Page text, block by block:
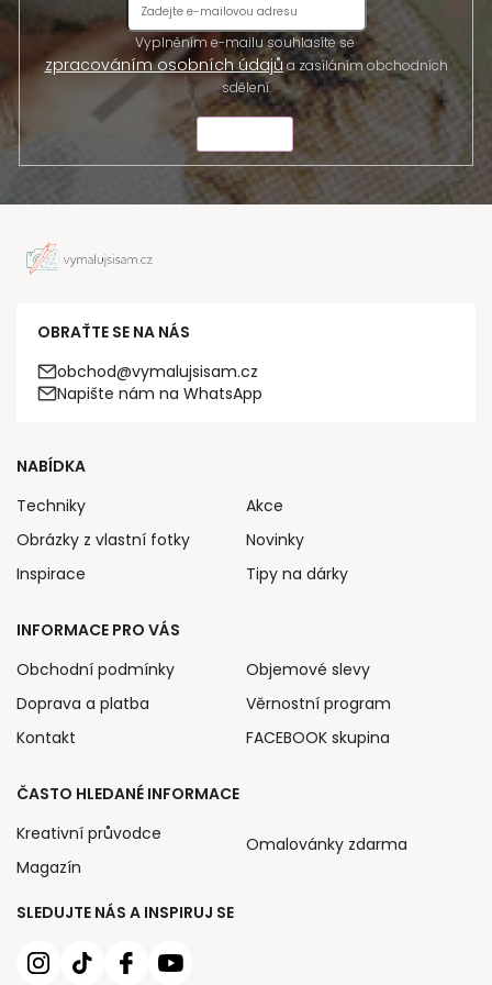
Vyplněním e-mailu souhlasíte se
zpracováním osobních údajůa zasíláním obchodních
sdělení.
OBRAŤTE SE NA NÁS
obchod@vymalujsisam.cz
Napište nám na WhatsApp
SLEDUJTE NÁS A INSPIRUJ SE
NABÍDKA
Techniky
Obrázky z vlastní fotky
Inspirace
Akce
Novinky
Tipy na dárky
INFORMACE PRO VÁS
Obchodní podmínky
Doprava a platba
Kontakt
Objemové slevy
Věrnostní program
FACEBOOK skupina
ČASTO HLEDANÉ INFORMACE
Kreativní průvodce
Magazín
Omalovánky zdarma